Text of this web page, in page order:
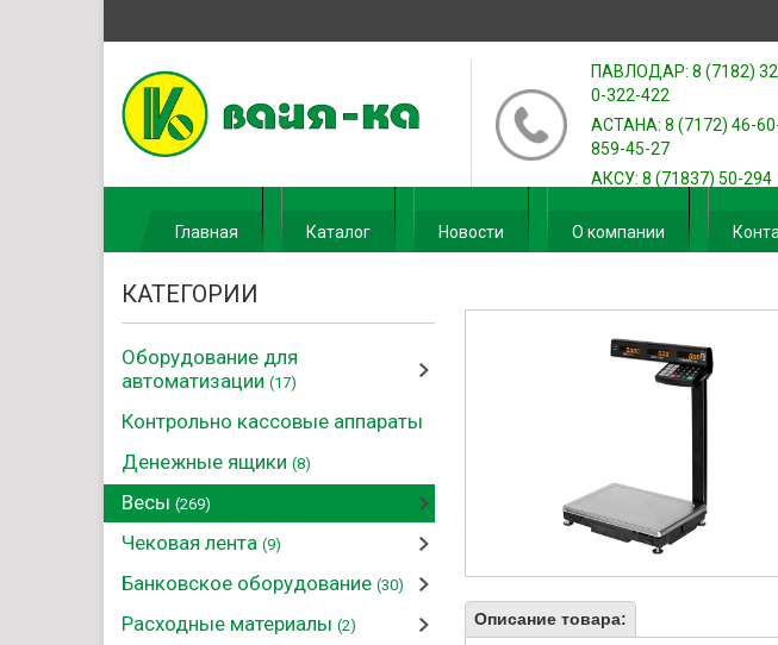
ПАВЛОДАР: 8 (7182)
0-322-422
АСТАНА: 8 (7172) 46-
859-45-27
АКСУ: 8 (71837) 50-294
Главная Каталог Новости О компании
КАТЕГОРИИ
Оборудование для
автоматизации (17)
Контрольно кассовые аппараты
Денежные ящики (8)
Весы (269)
Чековая лента (9)
Банковское оборудование (30)
Расходные материалы (2) Описание товара: